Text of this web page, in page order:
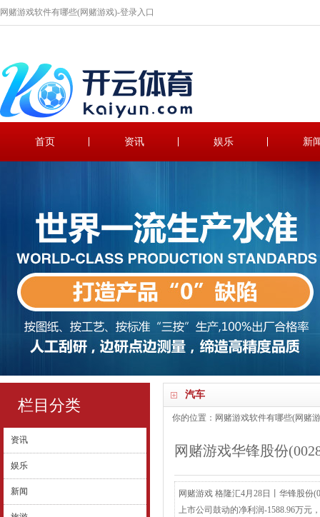
网赌游戏软件有哪些(网赌游戏)-登录入口
首页 资讯 娱乐 新
栏目分类
资讯
娱乐
新闻
汽车
你的位置： 网赌游戏软件有哪些(网赌
网赌游戏华锋股份
网赌游戏 格隆汇4月28日丨华锋股份
上市公司鼓动的净利润-1588.96万元